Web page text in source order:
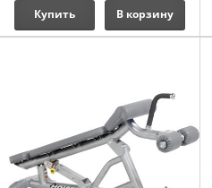
Купить В корзину